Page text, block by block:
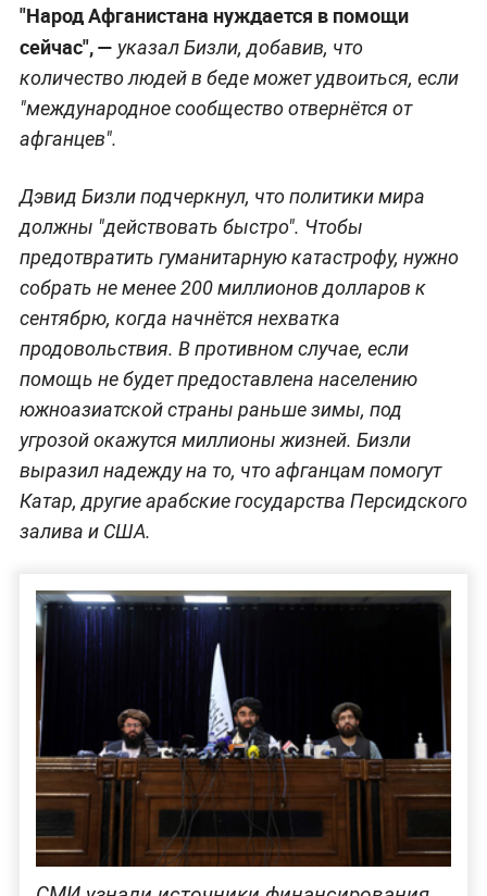
"Народ Афганистана нуждается в помощи
сейчас", — указал Бизли, добавив, что
количество людей в беде может удвоиться, если
"международное сообщество отвернётся от
афганцев".
Дэвид Бизли подчеркнул, что политики мира
должны "действовать быстро". Чтобы
предотвратить гуманитарную катастрофу, нужно
собрать не менее 200 миллионов долларов к
сентябрю, когда начнётся нехватка
продовольствия. В противном случае, если
помощь не будет предоставлена населению
южноазиатской страны раньше зимы, под
угрозой окажутся миллионы жизней. Бизли
выразил надежду на то, что афганцам помогут
Катар, другие арабские государства Персидского
залива и США.